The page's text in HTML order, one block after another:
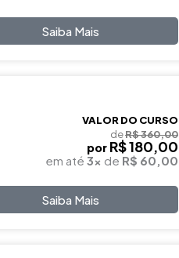
Saiba Mais
VALOR DO CURSO
deR$ 360,00
por R$ 180,00
em até 3x de R$ 60,00
Saiba Mais